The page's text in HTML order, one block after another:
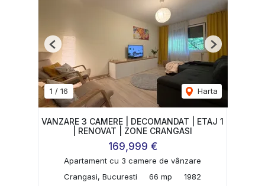
1 / 16 Harta
Previous Next
VANZARE 3 CAMERE | DECOMANDAT | ETAJ 1
| RENOVAT | ZONE CRANGASI
169,999 €
Apartament cu 3 camere de vânzare
Crangasi, Bucuresti
66 mp 1982